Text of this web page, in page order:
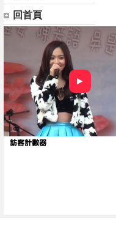
回首頁
►